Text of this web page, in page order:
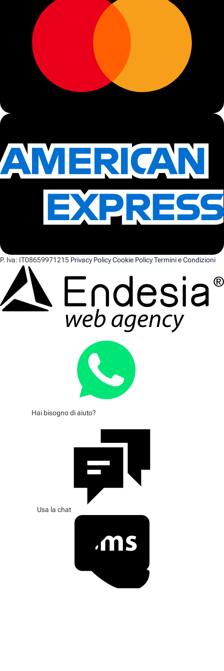
P. Iva: IT08659971215 Privacy PolicyCookie PolicyTermini e Condizioni
Hai bisogno di aiuto?
Usa la chat